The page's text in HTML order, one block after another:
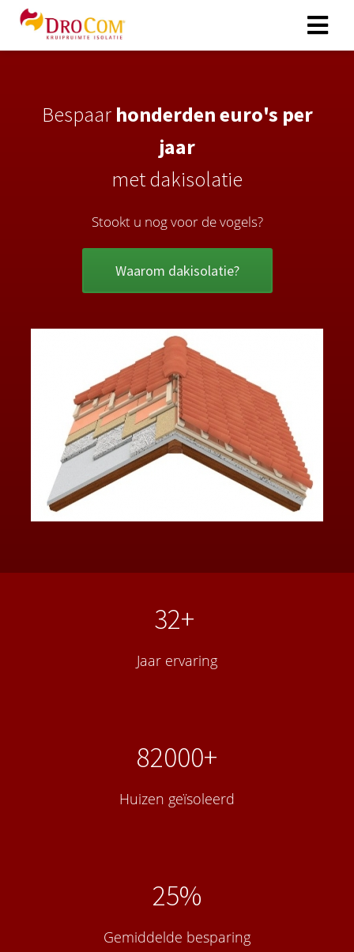
Bespaar honderden euro's per
jaar
met dakisolatie
Stookt u nog voor de vogels?
Waarom dakisolatie?
32+
Jaar ervaring
82000+
Huizen geïsoleerd
25%
Gemiddelde besparing